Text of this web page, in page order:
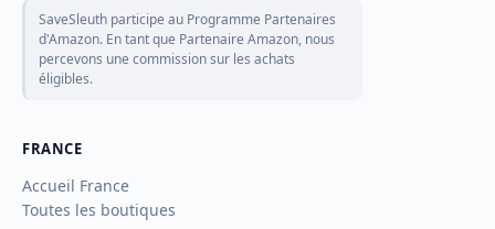
SaveSleuth participe au Programme Partenaires
d'Amazon. En tant que Partenaire Amazon, nous
percevons une commission sur les achats
éligibles.
FRANCE
Accueil France
Toutes les boutiques